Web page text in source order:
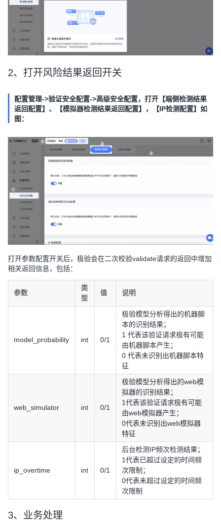
2、打开风险结果返回开关
配置管理->验证安全配置->高级安全配置，打开【端侧检测结果
返回配置】、【模拟器检测结果返回配置】，【IP检测配置】如
图：
打开参数配置开关后，极验会在二次校验validate请求的返回中增加
相关返回信息，包括：
参数
类
型
值 说明
model_probability int 0/1
极验模型分析得出的机器脚
本的识别结果；
1 代表该验证请求极有可能
由机器脚本产生；
0 代表未识别出机器脚本特
征
web_simulator int 0/1
极验模型分析得出的web模
拟器的识别结果；
1代表该验证请求极有可能
由web模拟器产生；
0代表未识别出web模拟器
特征
ip_overtime int 0/1
后台检测IP频次检测结果；
1代表已超过设定的时间频
次限制；
0代表未超过设定的时间频
次限制
3、业务处理